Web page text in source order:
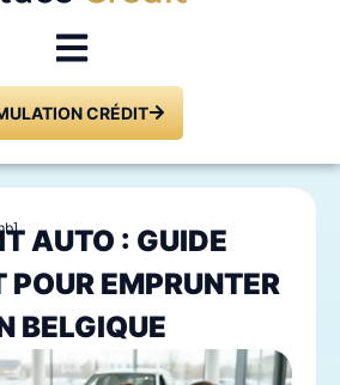
CRÉDIT
AUTO : GUIDE
POUR EMPRUNTER
BELGIQUE